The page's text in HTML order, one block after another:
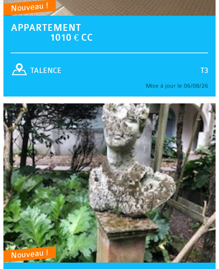
Nouveau !
APPARTEMENT
1010 € CC
T3
TALENCE
Mise à jour le 06/08/26
Nouveau !